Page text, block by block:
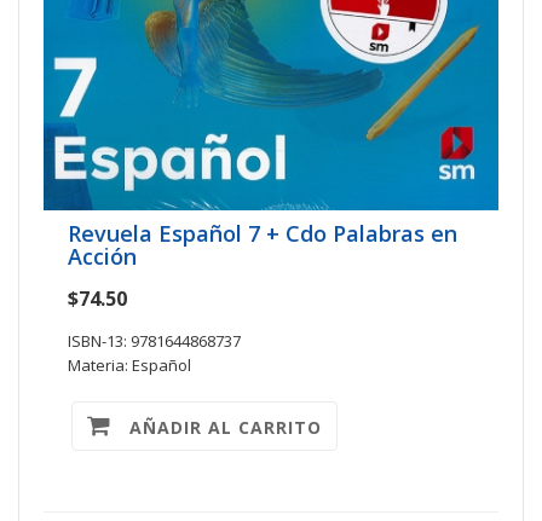
Revuela Español 7 + Cdo Palabras en
Acción
$74.50
ISBN-13: 9781644868737
Materia: Español
AÑADIR AL CARRITO